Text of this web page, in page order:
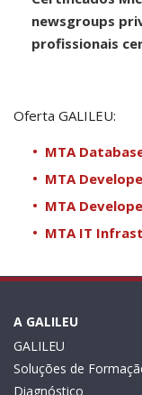
newsgroups
profissionais
Oferta GALILEU:
MTA
MTA
MTA
MTA IT
A GALILEU
GALILEU
Soluções de
Diagnóstico